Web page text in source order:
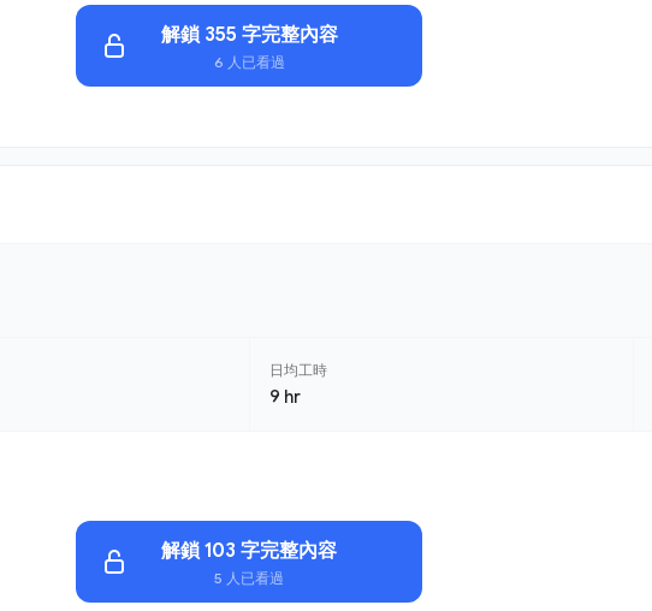
解鎖 355 字完整內容
6 人已看過
日均工時
9 hr
解鎖 103 字完整內容
5 人已看過